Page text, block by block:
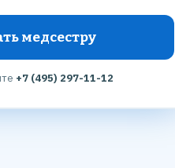
медсестру
+7 (495) 297-11-12